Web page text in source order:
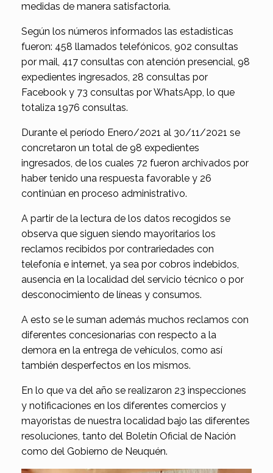
medidas de manera satisfactoria.
Según los números informados las estadísticas
fueron: 458 llamados telefónicos, 902 consultas
por mail, 417 consultas con atención presencial, 98
expedientes ingresados, 28 consultas por
Facebook y 73 consultas por WhatsApp, lo que
totaliza 1976 consultas.
Durante el período Enero/2021 al 30/11/2021 se
concretaron un total de 98 expedientes
ingresados, de los cuales 72 fueron archivados por
haber tenido una respuesta favorable y 26
continúan en proceso administrativo.
A partir de la lectura de los datos recogidos se
observa que siguen siendo mayoritarios los
reclamos recibidos por contrariedades con
telefonía e internet, ya sea por cobros indebidos,
ausencia en la localidad del servicio técnico o por
desconocimiento de líneas y consumos.
A esto se le suman además muchos reclamos con
diferentes concesionarias con respecto a la
demora en la entrega de vehículos, como así
también desperfectos en los mismos.
En lo que va del año se realizaron 23 inspecciones
y notificaciones en los diferentes comercios y
mayoristas de nuestra localidad bajo las diferentes
resoluciones, tanto del Boletín Oficial de Nación
como del Gobierno de Neuquén.